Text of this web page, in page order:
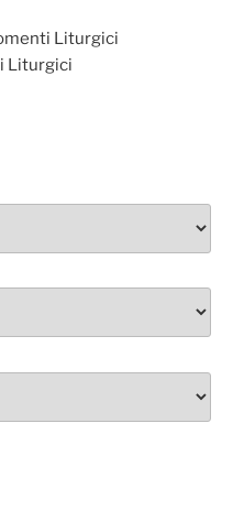
Liturgici
Liturgici